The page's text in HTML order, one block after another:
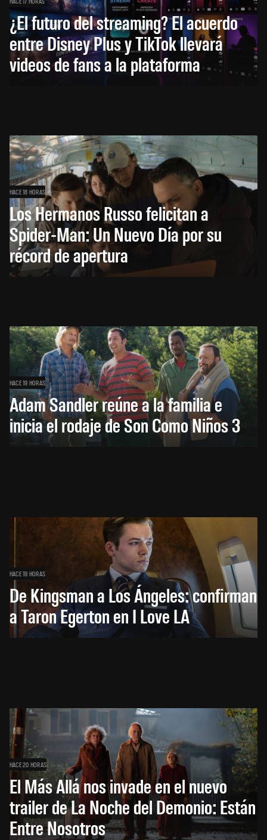
¿El futuro del streaming? El acuerdo
entre Disney Plus y TikTok llevará
videos de fans a la plataforma
HACE 18 HORAS
Los Hermanos Russo felicitan a
Spider-Man: Un Nuevo Día por su
récord de apertura
HACE 19 HORAS
Adam Sandler reúne a la familia e
inicia el rodaje de Son Como Niños 3
HACE 19 HORAS
De Kingsman a Los Ángeles: confirman
a Taron Egerton en I Love LA
HACE 20 HORAS
El Más Allá nos invade en el nuevo
trailer de La Noche del Demonio: Están
Entre Nosotros